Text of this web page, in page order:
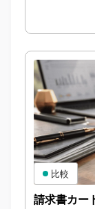
請求書カー
比較